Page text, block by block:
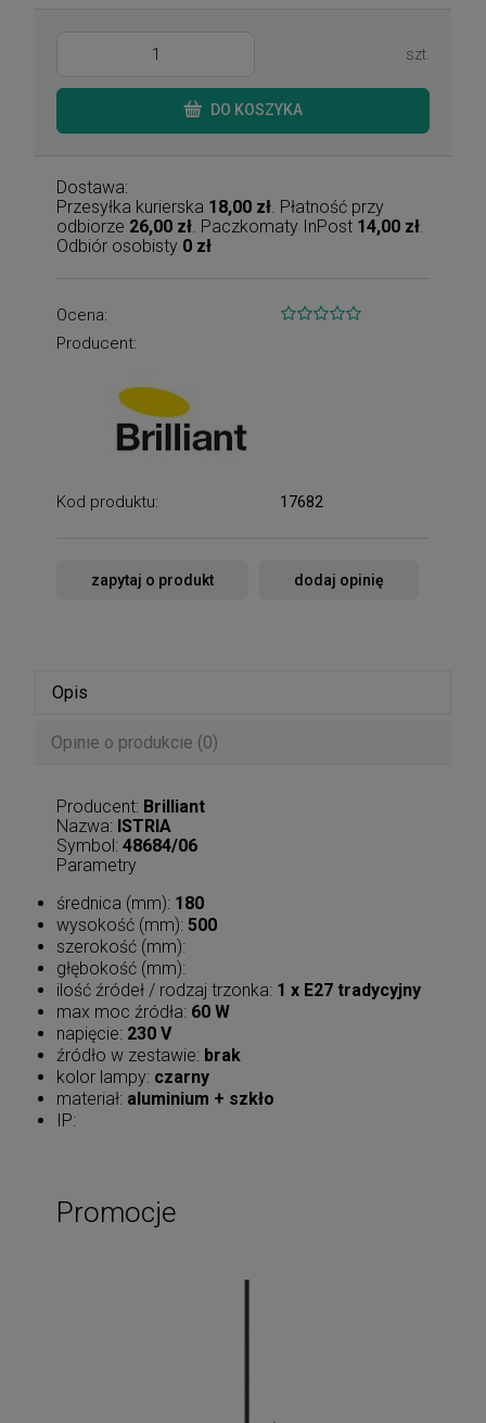
szt.
DO KOSZYKA
Dostawa:
Przesyłka kurierska 18,00 zł . Płatność przy
odbiorze 26,00 zł . Paczkomaty InPost 14,00 zł
Odbiór osobisty 0 zł
Ocena:
Producent:
Kod produktu: 17682
zapytaj o produkt dodaj opinię
Opis
Opinie o produkcie (0)
Producent: Brilliant
Nazwa: ISTRIA
Symbol: 48684/06
Parametry
średnica (mm): 180
wysokość (mm): 500
szerokość (mm):
głębokość (mm):
ilość źródeł / rodzaj trzonka: 1 x E27 tradycyjny
max moc źródła: 60 W
napięcie: 230 V
źródło w zestawie: brak
kolor lampy: czarny
materiał: aluminium + szkło
IP:
Promocje